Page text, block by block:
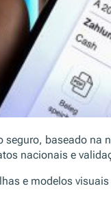
baseado na
nacionais e
e modelos